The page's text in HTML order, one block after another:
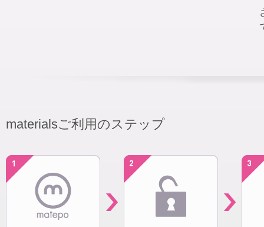
materialsご利用のステップ